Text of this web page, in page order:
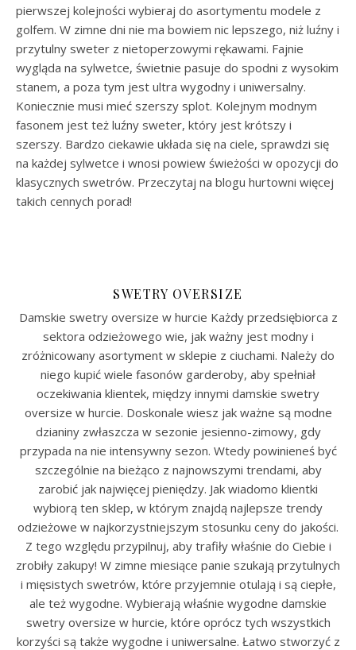
pierwszej kolejności wybieraj do asortymentu modele z
golfem. W zimne dni nie ma bowiem nic lepszego, niż luźny i
przytulny sweter z nietoperzowymi rękawami. Fajnie
wygląda na sylwetce, świetnie pasuje do spodni z wysokim
stanem, a poza tym jest ultra wygodny i uniwersalny.
Koniecznie musi mieć szerszy splot. Kolejnym modnym
fasonem jest też luźny sweter, który jest krótszy i
szerszy. Bardzo ciekawie układa się na ciele, sprawdzi się
na każdej sylwetce i wnosi powiew świeżości w opozycji do
klasycznych swetrów. Przeczytaj na blogu hurtowni więcej
takich cennych porad!
SWETRY OVERSIZE
Damskie swetry oversize w hurcie Każdy przedsiębiorca z
sektora odzieżowego wie, jak ważny jest modny i
zróżnicowany asortyment w sklepie z ciuchami. Należy do
niego kupić wiele fasonów garderoby, aby spełniał
oczekiwania klientek, między innymi damskie swetry
oversize w hurcie. Doskonale wiesz jak ważne są modne
dzianiny zwłaszcza w sezonie jesienno-zimowy, gdy
przypada na nie intensywny sezon. Wtedy powinieneś być
szczególnie na bieżąco z najnowszymi trendami, aby
zarobić jak najwięcej pieniędzy. Jak wiadomo klientki
wybiorą ten sklep, w którym znajdą najlepsze trendy
odzieżowe w najkorzystniejszym stosunku ceny do jakości.
Z tego względu przypilnuj, aby trafiły właśnie do Ciebie i
zrobiły zakupy! W zimne miesiące panie szukają przytulnych
i mięsistych swetrów, które przyjemnie otulają i są ciepłe,
ale też wygodne. Wybierają właśnie wygodne damskie
swetry oversize w hurcie, które oprócz tych wszystkich
korzyści są także wygodne i uniwersalne. Łatwo stworzyć z